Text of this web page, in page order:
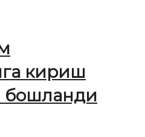
кириш
бошланди